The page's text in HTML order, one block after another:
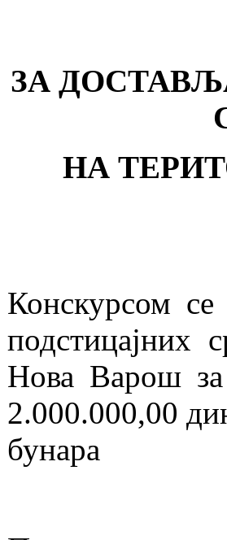
ЗА
НА
Конскурсом
подстицајних
Нова Варош за
2.000.000,00
бунара